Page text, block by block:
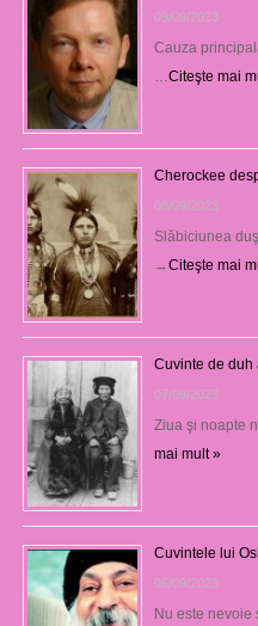
09/09/2023
Cauza
Citeşte mai
Cherockee
08/09/2023
Slăbiciunea
→Citeşte mai
Cuvinte de duh
07/09/2023
Ziua şi noapte
mai mult »
Cuvintele lui
06/09/2023
Nu este nevoie